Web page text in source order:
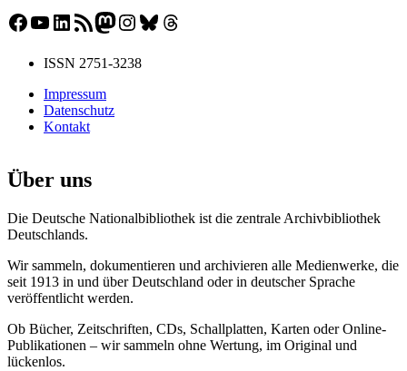
Facebook
YouTube
LinkedIn
RSS-FeedMastodon
Instagram
Bluesky
Threads
ISSN 2751-3238
Impressum
Datenschutz
Kontakt
Über uns
Die Deutsche Nationalbibliothek ist die zentrale Archivbibliothek
Deutschlands.
Wir sammeln, dokumentieren und archivieren alle Medienwerke, die
seit 1913 in und über Deutschland oder in deutscher Sprache
veröffentlicht werden.
Ob Bücher, Zeitschriften, CDs, Schallplatten, Karten oder Online-
Publikationen – wir sammeln ohne Wertung, im Original und
lückenlos.